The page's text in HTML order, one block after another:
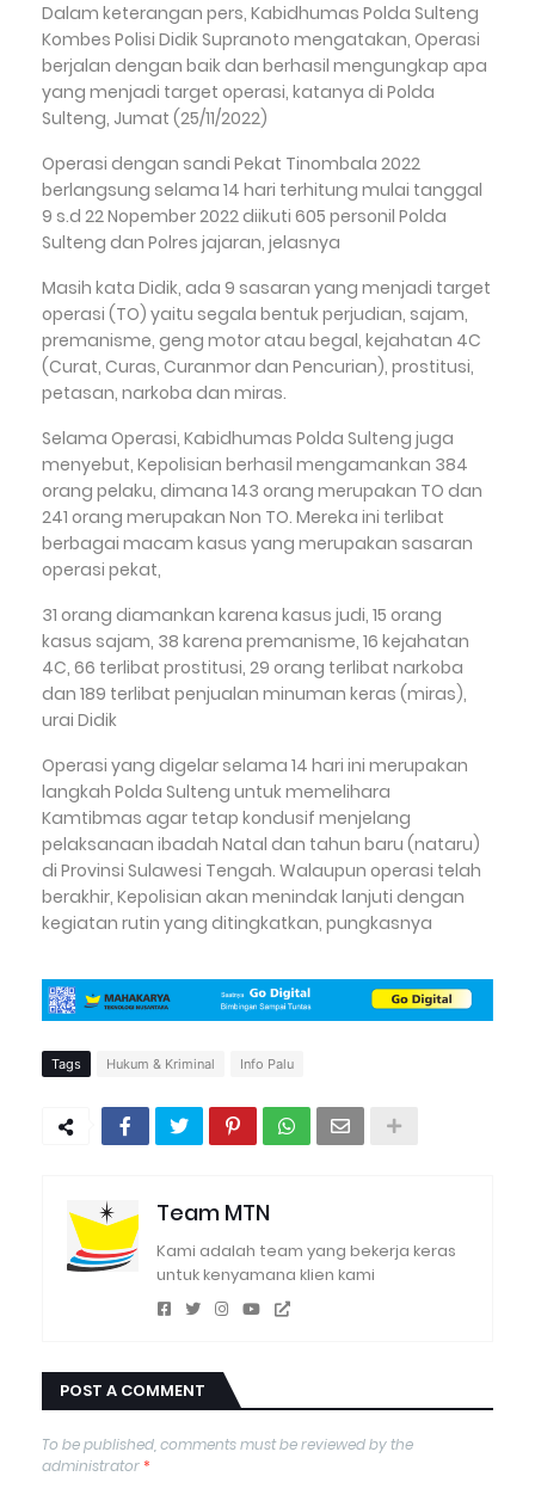
Dalam keterangan pers, Kabidhumas Polda Sulteng
Kombes Polisi Didik Supranoto mengatakan, Operasi
berjalan dengan baik dan berhasil mengungkap apa
yang menjadi target operasi, katanya di Polda
Sulteng, Jumat (25/11/2022)
Operasi dengan sandi Pekat Tinombala 2022
berlangsung selama 14 hari terhitung mulai tanggal
9 s.d 22 Nopember 2022 diikuti 605 personil Polda
Sulteng dan Polres jajaran, jelasnya
Masih kata Didik, ada 9 sasaran yang menjadi target
operasi (TO) yaitu segala bentuk perjudian, sajam,
premanisme, geng motor atau begal, kejahatan 4C
(Curat, Curas, Curanmor dan Pencurian), prostitusi,
petasan, narkoba dan miras.
Selama Operasi, Kabidhumas Polda Sulteng juga
menyebut, Kepolisian berhasil mengamankan 384
orang pelaku, dimana 143 orang merupakan TO dan
241 orang merupakan Non TO. Mereka ini terlibat
berbagai macam kasus yang merupakan sasaran
operasi pekat,
31 orang diamankan karena kasus judi, 15 orang
kasus sajam, 38 karena premanisme, 16 kejahatan
4C, 66 terlibat prostitusi, 29 orang terlibat narkoba
dan 189 terlibat penjualan minuman keras (miras),
urai Didik
Operasi yang digelar selama 14 hari ini merupakan
langkah Polda Sulteng untuk memelihara
Kamtibmas agar tetap kondusif menjelang
pelaksanaan ibadah Natal dan tahun baru (nataru)
di Provinsi Sulawesi Tengah. Walaupun operasi telah
berakhir, Kepolisian akan menindak lanjuti dengan
kegiatan rutin yang ditingkatkan, pungkasnya
Tags Hukum & Kriminal Info Palu
Team MTN
Kami adalah team yang bekerja keras
untuk kenyamana klien kami
POST A COMMENT
To be published, comments must be reviewed by the
administrator*